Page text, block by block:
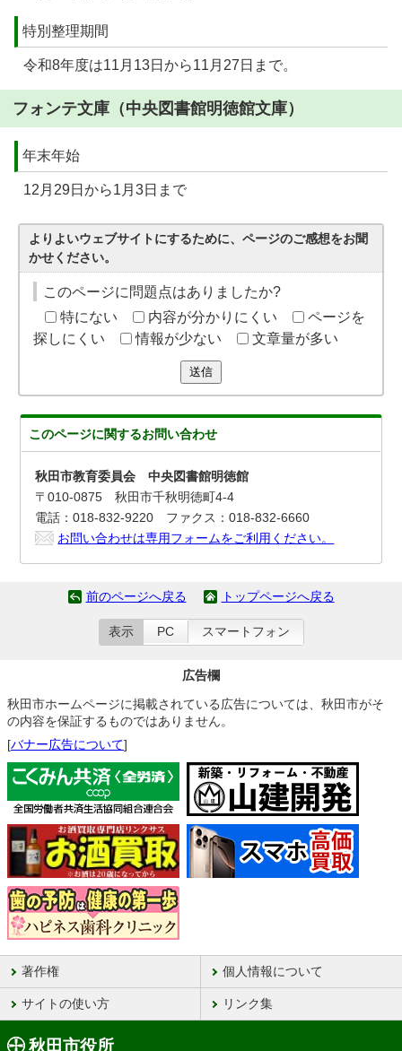
特別整理期間
令和8年度は11月13日から11月27日まで。
フォンテ文庫（中央図書館明徳館文庫）
年末年始
12月29日から1月3日まで
よりよいウェブサイトにするために、ページのご感想をお聞
かせください。
このページに問題点はありましたか?
特にない
内容が分かりにくい
ページを
探しにくい
情報が少ない 文章量が多い
送信
このページに関するお問い合わせ
秋田市教育委員会 中央図書館明徳館
〒010‐0875 秋田市千秋明徳町4-4
電話：018-832-9220 ファクス：018-832-6660
お問い合わせは専用フォームをご利用ください。
前のページへ戻る トップページへ戻る
表示 PC スマートフォン
広告欄
秋田市ホームページに掲載されている広告については、秋田市がそ
の内容を保証するものではありません。
[バナー広告について]
著作権 個人情報について
サイトの使い方 リンク集
秋田市役所